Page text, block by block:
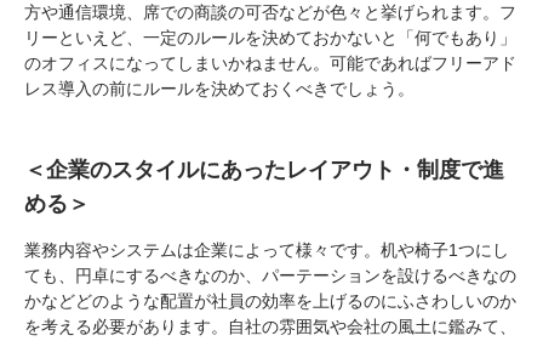
方や通信環境、席での商談の可否などが色々と挙げられます。フ
リーといえど、一定のルールを決めておかないと「何でもあり」
のオフィスになってしまいかねません。可能であればフリーアド
レス導入の前にルールを決めておくべきでしょう。
＜企業のスタイルにあったレイアウト・制度で進
める＞
業務内容やシステムは企業によって様々です。机や椅子1つにし
ても、円卓にするべきなのか、パーテーションを設けるべきなの
かなどどのような配置が社員の効率を上げるのにふさわしいのか
を考える必要があります。自社の雰囲気や会社の風土に鑑みて、